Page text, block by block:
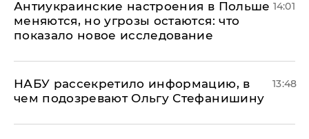
Антиукраинские настроения в Польше
меняются, но угрозы остаются: что
показало новое исследование
14:01
НАБУ рассекретило информацию, в
чем подозревают Ольгу Стефанишину
13:48